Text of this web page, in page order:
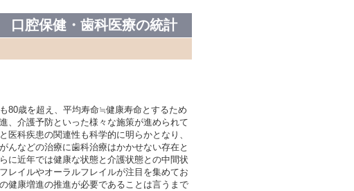
腔保健・歯科医療の統計
80歳を超え、平均寿命≒健康寿命とするため
、介護予防といった様々な施策が進められて
医科疾患の関連性も科学的に明らかとなり、
んなどの治療に歯科治療はかかせない存在と
に近年では健康な状態と介護状態との中間状
レイルやオーラルフレイルが注目を集めてお
健康増進の推進が必要であることは言うまで